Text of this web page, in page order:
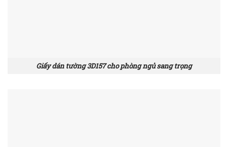
Giấy dán tường 3D157 cho phòng ngủ sang trọng